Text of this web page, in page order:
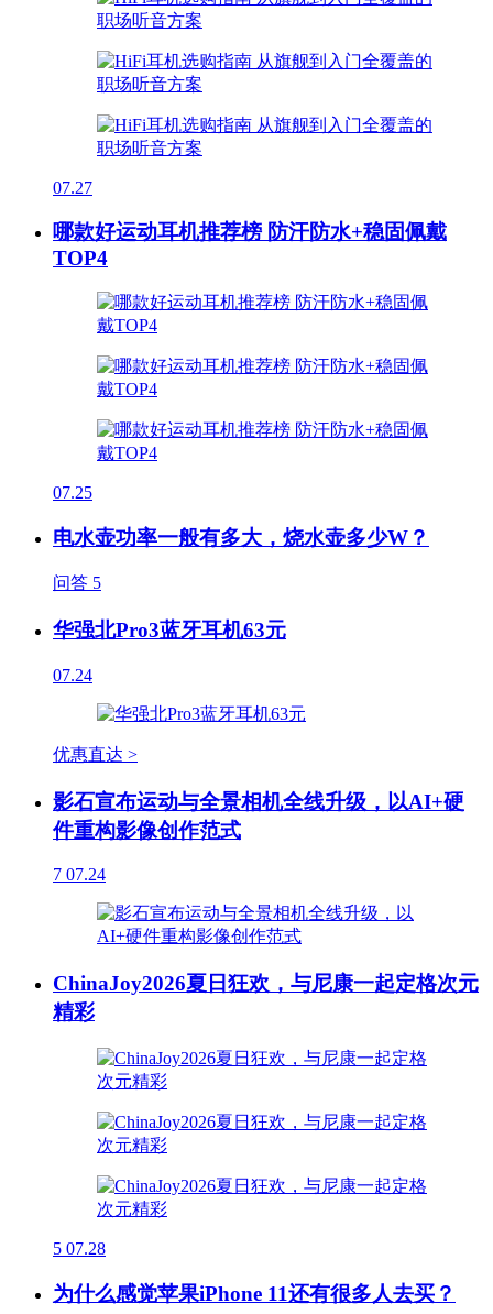
07.27
哪款好运动耳机推荐榜 防汗防水+稳固佩戴
TOP4
07.25
电水壶功率一般有多大，烧水壶多少W？
问答 5
华强北Pro3蓝牙耳机63元
07.24
优惠直达 >
影石宣布运动与全景相机全线升级，以AI+硬
件重构影像创作范式
7 07.24
ChinaJoy2026夏日狂欢，与尼康一起定格次元
精彩
5 07.28
为什么感觉苹果iPhone 11还有很多人去买？